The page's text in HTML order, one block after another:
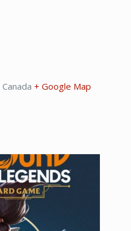
Canada + Google Map